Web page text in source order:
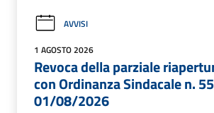
AVVISI
1 AGOSTO 2026
Revoca della parziale
con Ordinanza Sindacale n.
01/08/2026